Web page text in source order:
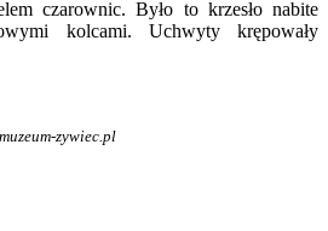
czarownic. Było to krzesło nabite
kolcami. Uchwyty krępowały
muzeum-zywiec.pl